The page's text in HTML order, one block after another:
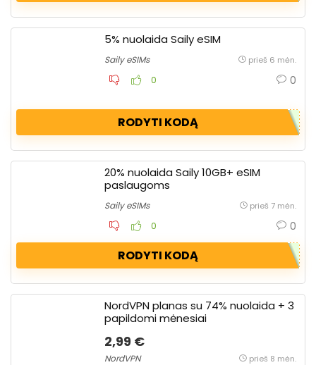
5% nuolaida Saily eSIM
Saily eSIMs prieš 6 mėn.
0 0
RODYTI KODĄ
20% nuolaida Saily 10GB+ eSIM
paslaugoms
Saily eSIMs prieš 7 mėn.
0 0
RODYTI KODĄ
NordVPN planas su 74% nuolaida + 3
papildomi mėnesiai
2,99 €
NordVPN prieš 8 mėn.